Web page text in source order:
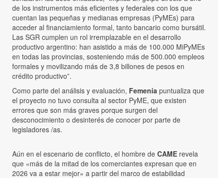
de los instrumentos más eficientes y federales con los que
cuentan las pequeñas y medianas empresas (PyMEs) para
acceder al financiamiento formal, tanto bancario como bursátil.
Las SGR cumplen un rol irremplazable en el desarrollo
productivo argentino: han asistido a más de 100.000 MiPyMEs
en todas las provincias, sosteniendo más de 500.000 empleos
formales y movilizando más de 3,8 billones de pesos en
crédito productivo”.
Como parte del análisis y evaluación, Femenía puntualiza que
el proyecto no tuvo consulta al sector PyME, que existen
errores que son más graves porque surgen del
desconocimiento o desinterés de conocer por parte de
legisladores /as.
Aún en el escenario de conflicto, el hombre de CAME revela
que «más de la mitad de los comerciantes expresan que en
2026 va a estar mejor» a partir del marco de estabilidad